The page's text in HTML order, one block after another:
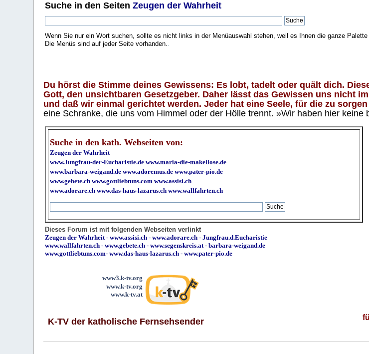
Suche in den SeitenZeugen der Wahrheit
Wenn Sie nur ein Wort suchen, sollte es nicht links in der Menüauswahl stehen, weil es Ihnen die ganze Palette
Die Menüs sind auf jeder Seite vorhanden.
Du hörst die Stimme deines Gewissens: Es lobt, tadelt oder quält dich.
Gott, den unsichtbaren Gesetzgeber. Daher lässt das Gewissen uns nicht
und daß wir einmal gerichtet werden. Jeder hat eine Seele, für die zu
eine Schranke, die uns vom Himmel oder der Hölle trennt. »Wir haben hier
Suche in den kath. Webseiten von:
Zeugen der Wahrheit
www.Jungfrau-der-Eucharistie.de www.maria-die-makellose.de
www.barbara-weigand.de www.adoremus.de www.pater-pio.de
www.gebete.ch www.gottliebtuns.com www.assisi.ch
www.adorare.ch www.das-haus-lazarus.ch www.wallfahrten.ch
Dieses Forum ist mit folgenden Webseiten verlinkt
Zeugen der Wahrheit -www.assisi.ch -www.adorare.ch -Jungfrau.d.Eucharistie
www.wallfahrten.ch -www.gebete.ch -www.segenskreis.at -barbara-weigand.de
www.gottliebtuns.com-www.das-haus-lazarus.ch - www.pater-pio.de
www3.k-tv.org
www.k-tv.org
www.k-tv.at
K-TV der katholische Fernsehsender